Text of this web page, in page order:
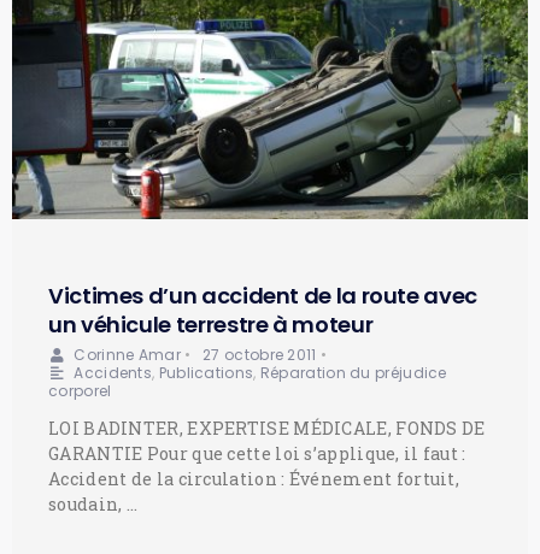
Victimes d’un accident de la route avec
un véhicule terrestre à moteur
Corinne Amar • 27 octobre 2011 •
Accidents, Publications, Réparation du préjudice
corporel
LOI BADINTER, EXPERTISE MÉDICALE, FONDS DE
GARANTIE Pour que cette loi s’applique, il faut :
Accident de la circulation : Événement fortuit,
soudain, …